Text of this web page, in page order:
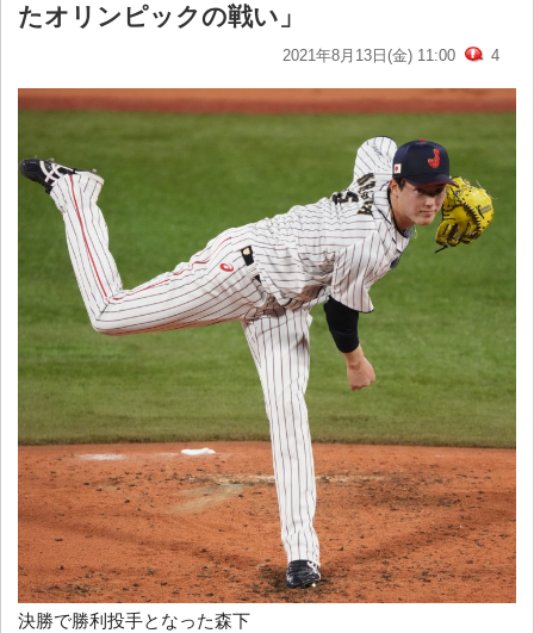
たオリンピックの戦い」
2021年8月13日(金) 11:00 4
決勝で勝利投手となった森下